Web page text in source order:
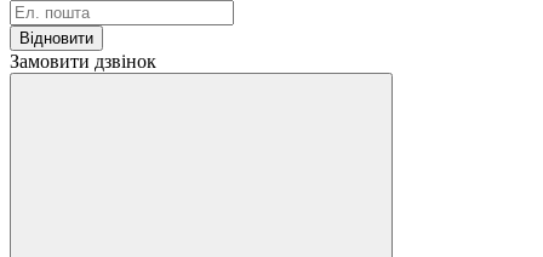
Відновити
Замовити дзвінок